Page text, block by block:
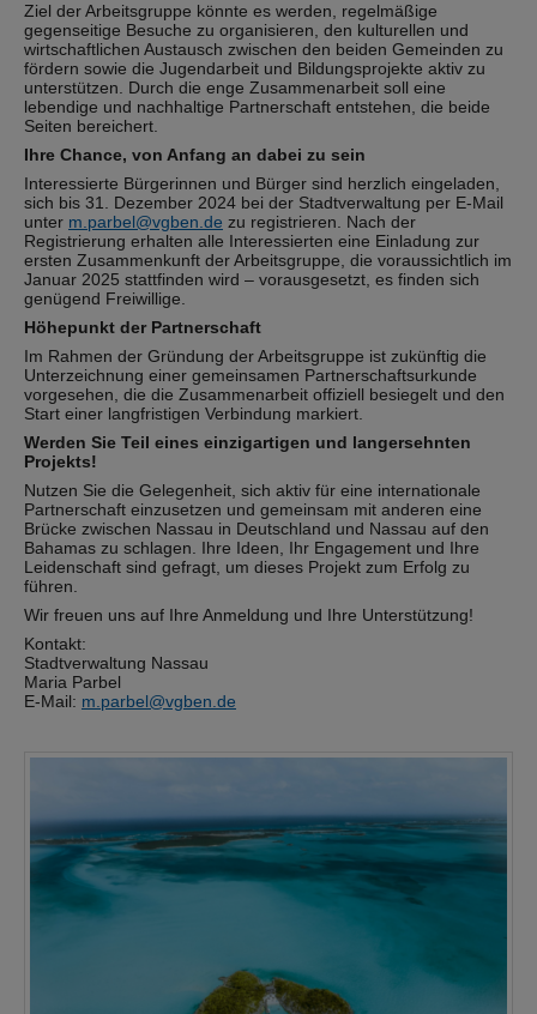
Ziel der Arbeitsgruppe könnte es werden, regelmäßige
gegenseitige Besuche zu organisieren, den kulturellen und
wirtschaftlichen Austausch zwischen den beiden Gemeinden zu
fördern sowie die Jugendarbeit und Bildungsprojekte aktiv zu
unterstützen. Durch die enge Zusammenarbeit soll eine
lebendige und nachhaltige Partnerschaft entstehen, die beide
Seiten bereichert.
Ihre Chance, von Anfang an dabei zu sein
Interessierte Bürgerinnen und Bürger sind herzlich eingeladen,
sich bis 31. Dezember 2024 bei der Stadtverwaltung per E-Mail
unter m.parbel@vgben.de zu registrieren. Nach der
Registrierung erhalten alle Interessierten eine Einladung zur
ersten Zusammenkunft der Arbeitsgruppe, die voraussichtlich im
Januar 2025 stattfinden wird – vorausgesetzt, es finden sich
genügend Freiwillige.
Höhepunkt der Partnerschaft
Im Rahmen der Gründung der Arbeitsgruppe ist zukünftig die
Unterzeichnung einer gemeinsamen Partnerschaftsurkunde
vorgesehen, die die Zusammenarbeit offiziell besiegelt und den
Start einer langfristigen Verbindung markiert.
Werden Sie Teil eines einzigartigen und langersehnten
Projekts!
Nutzen Sie die Gelegenheit, sich aktiv für eine internationale
Partnerschaft einzusetzen und gemeinsam mit anderen eine
Brücke zwischen Nassau in Deutschland und Nassau auf den
Bahamas zu schlagen. Ihre Ideen, Ihr Engagement und Ihre
Leidenschaft sind gefragt, um dieses Projekt zum Erfolg zu
führen.
Wir freuen uns auf Ihre Anmeldung und Ihre Unterstützung!
Kontakt:
Stadtverwaltung Nassau
Maria Parbel
E-Mail: m.parbel@vgben.de